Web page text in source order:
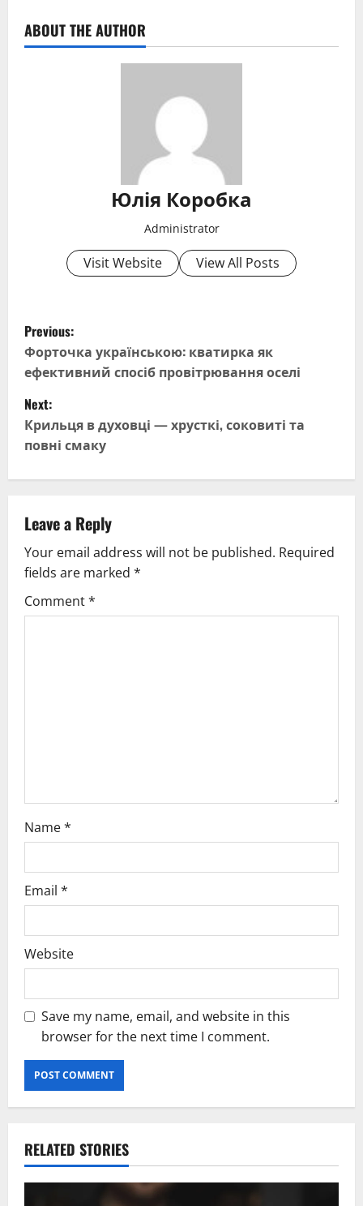
ABOUT THE AUTHOR
Юлія Коробка
Administrator
Visit Website View All Posts
P
o
s
t
n
v
i
g
Previous:
Форточка українською: кватирка як
ефективний спосіб провітрювання оселі
Next:
Крильця в духовці — хрусткі, соковиті та
повні смаку
Leave a Reply
Your email address will not be published. Required
fields are marked *
Comment*
Name*
Email *
Website
Save my name, email, and website in this
browser for the next time I comment.
RELATED STORIES